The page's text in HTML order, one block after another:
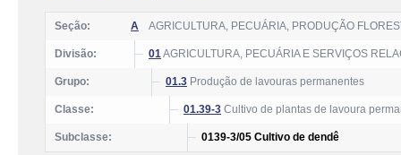
Seção: A AGRICULTURA, PECUÁRIA, PRODUÇÃO
Divisão: 01AGRICULTURA, PECUÁRIA E SERVIÇOS
Grupo: 01.3 Produção de lavouras permanentes
Classe: 01.39-3 Cultivo de plantas de lavoura
Subclasse: 0139-3/05 Cultivo de dendê